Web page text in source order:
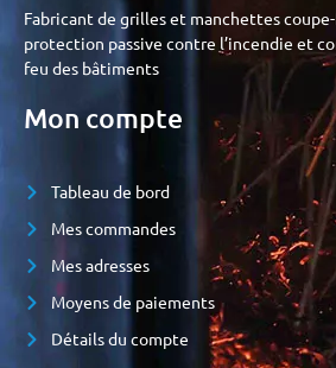
Fabricant de grilles et manchettes
protection passive contre l’incendie et
feu des bâtiments
Mon compte
Tableau de bord
Mes commandes
Mes adresses
Moyens de paiements
Détails du compte